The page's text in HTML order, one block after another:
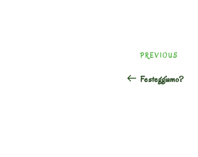
Previous
PREVIOUS
Festeggiamo?